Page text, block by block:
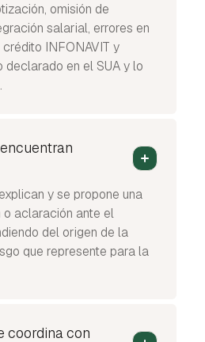
omisión de
salarial, errores en
INFONAVIT y
declarado en el SUA y lo
y se propone una
aclaración ante el
del origen de la
que represente para la
coordina con